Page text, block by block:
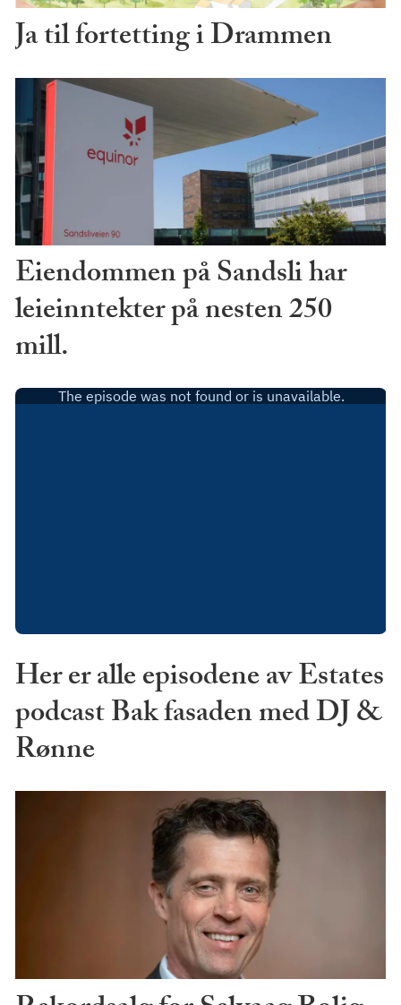
Ja til fortetting i Drammen
Eiendommen på Sandsli har
leieinntekter på nesten 250
mill.
Her er alle episodene av Estates
podcast Bak fasaden med DJ &
Rønne